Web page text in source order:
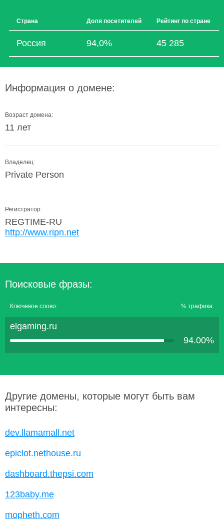
Страна Доля посетителей Рейтинг по стране
Россия 94,0% 45 285
Информация о домене:
Возраст домена:
11 лет
Владелец:
Private Person
Регистратор:
REGTIME-RU
http://www.ripn.net
Поисковые фразы:
Ключевое слово: % трафика:
elgaming.ru
94.00%
Другие домены, которые могут быть вам
интересны:
dev.llamamall.net
epiclot.nethouse.ru
dashboard.thepsi.com
123baby.me
mopheth.com